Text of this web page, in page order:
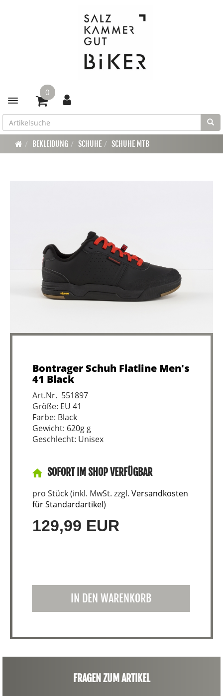
Toggle navigation
0
BEKLEIDUNG SCHUHE SCHUHE MTB
Bontrager Schuh Flatline Men's
41 Black
Art.Nr. 551897
Größe: EU 41
Farbe: Black
Gewicht: 620g g
Geschlecht: Unisex
SOFORT IM SHOP VERFÜGBAR
pro Stück (inkl. MwSt. zzgl. Versandkosten
für Standardartikel)
129,99 EUR
IN DEN WARENKORB
FRAGEN ZUM ARTIKEL